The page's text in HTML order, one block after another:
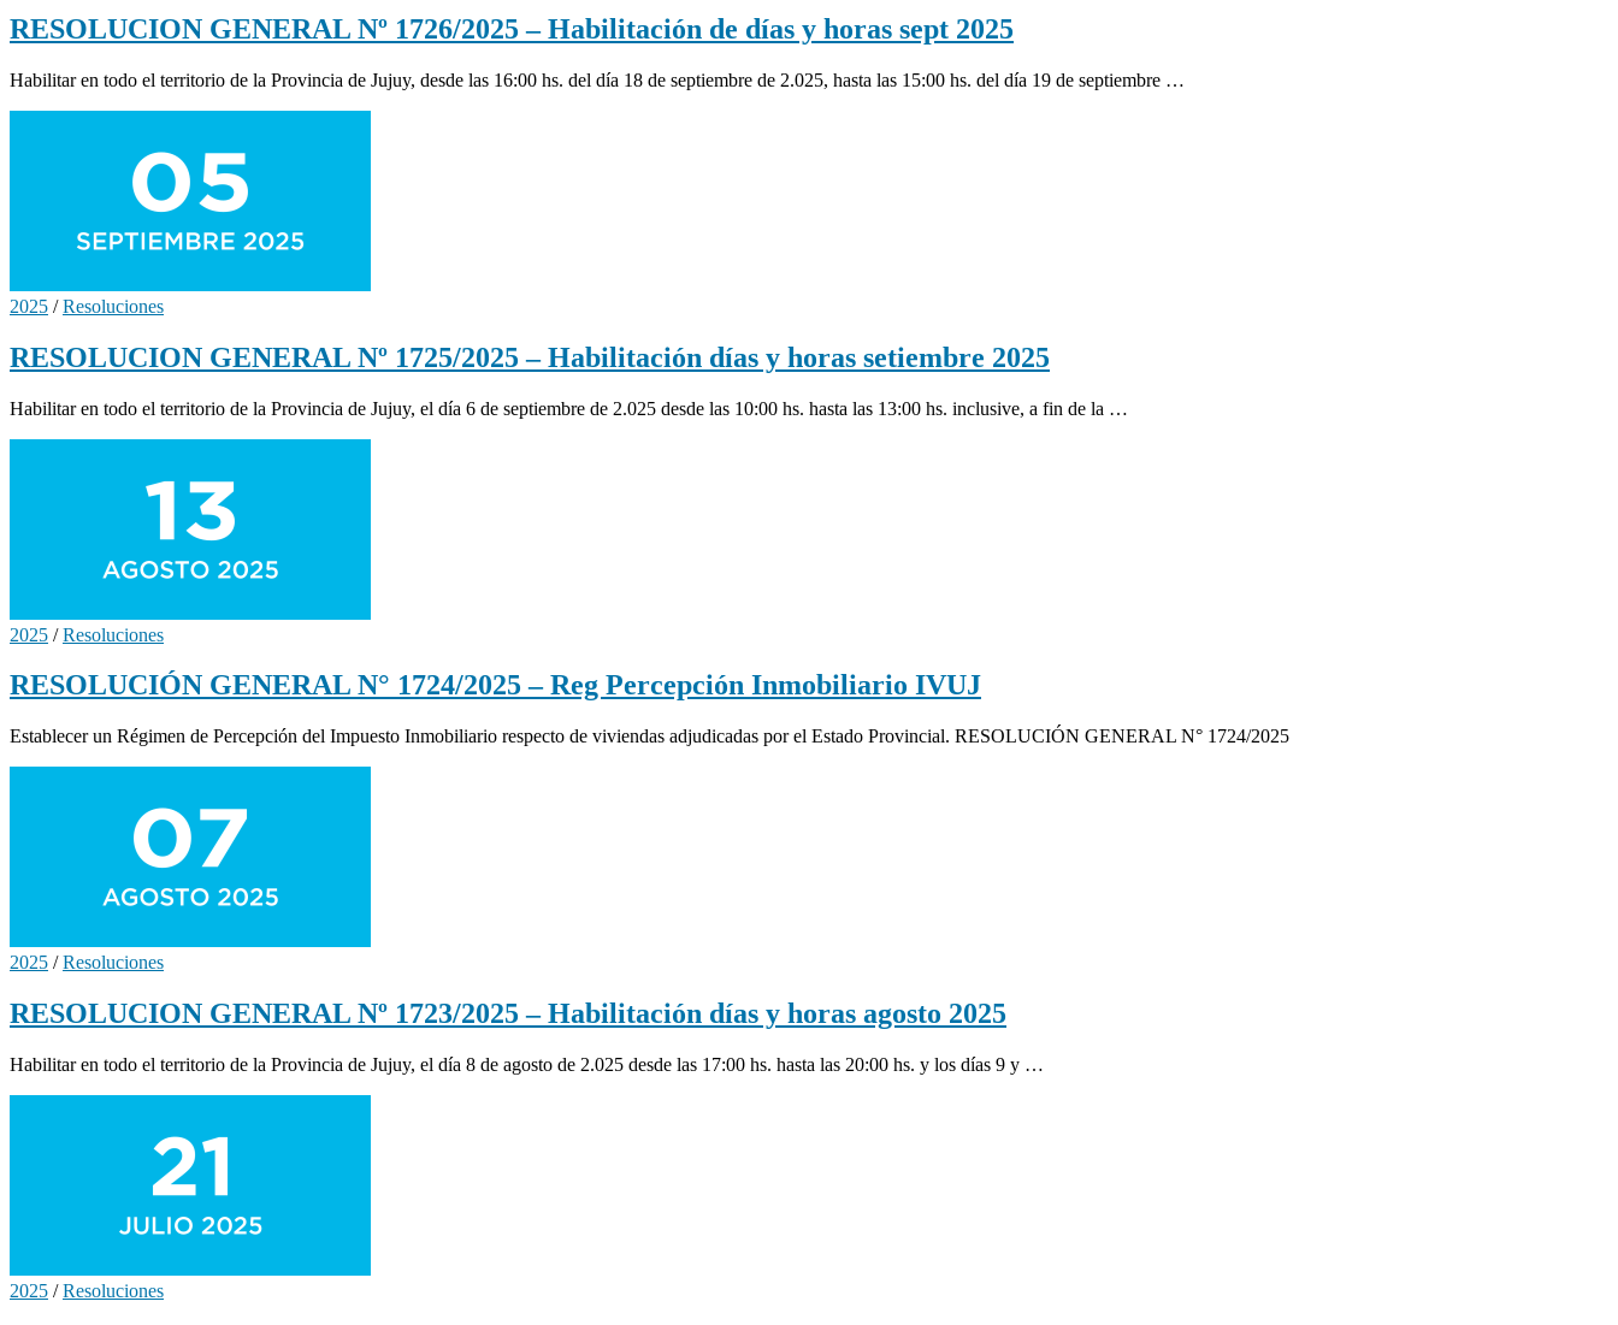
RESOLUCION GENERAL Nº 1726/2025 – Habilitación de días y horas sept 2025
Habilitar en todo el territorio de la Provincia de Jujuy, desde las 16:00 hs. del día 18 de septiembre de 2.025, hasta las 15:00 hs. del día 19 de septiembre …
2025 /Resoluciones
RESOLUCION GENERAL Nº 1725/2025 – Habilitación días y horas setiembre 2025
Habilitar en todo el territorio de la Provincia de Jujuy, el día 6 de septiembre de 2.025 desde las 10:00 hs. hasta las 13:00 hs. inclusive, a fin de la …
2025 /Resoluciones
RESOLUCIÓN GENERAL N° 1724/2025 – Reg Percepción Inmobiliario IVUJ
Establecer un Régimen de Percepción del Impuesto Inmobiliario respecto de viviendas adjudicadas por el Estado Provincial. RESOLUCIÓN GENERAL N° 1724/2025
2025 /Resoluciones
RESOLUCION GENERAL Nº 1723/2025 – Habilitación días y horas agosto 2025
Habilitar en todo el territorio de la Provincia de Jujuy, el día 8 de agosto de 2.025 desde las 17:00 hs. hasta las 20:00 hs. y los días 9 y …
2025 /Resoluciones